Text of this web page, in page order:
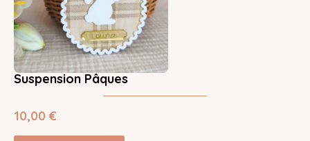
Suspension Pâques
10,00 €